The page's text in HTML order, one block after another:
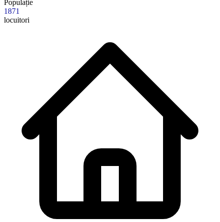
Populație
1871
locuitori